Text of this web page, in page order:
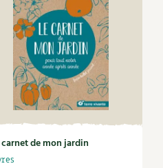
carnet de mon jardin